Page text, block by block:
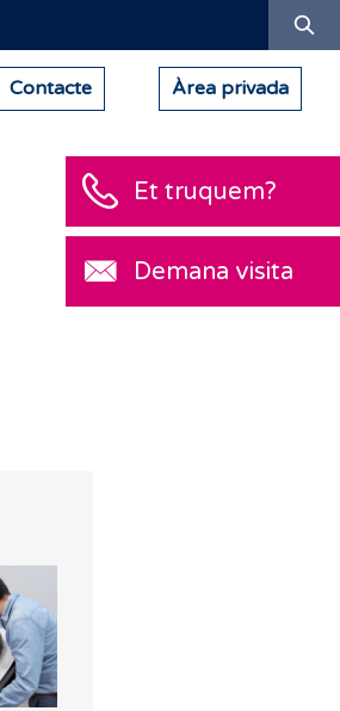
Contacte Àrea privada
Et truquem?
Demana visita